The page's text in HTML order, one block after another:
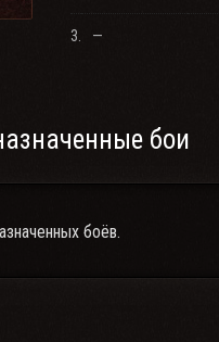
3. —
бои
боёв.